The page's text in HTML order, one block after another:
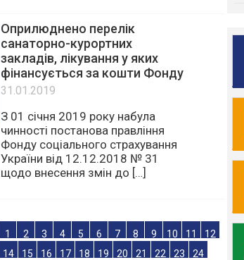
укладається […]
Оприлюднено перелік
санаторно-курортних
закладів, лікування у яких
фінансується за кошти Фонду
31.01.2019
З 01 січня 2019 року набула
чинності постанова правління